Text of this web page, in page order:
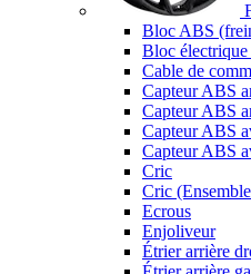
Bloc ABS
Bloc
Cable de
Capteur ABS
Capteur ABS
Capteur ABS
Capteur ABS
Cric
Cric
Ecrous
Enjoliveur
Étrier arrière